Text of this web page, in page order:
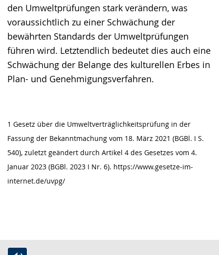
den Umweltprüfungen stark verändern, was
voraussichtlich zu einer Schwächung der
bewährten Standards der Umweltprüfungen
führen wird. Letztendlich bedeutet dies auch eine
Schwächung der Belange des kulturellen Erbes in
Plan- und Genehmigungsverfahren.
1 Gesetz über die Umweltverträglichkeitsprüfung in der
Fassung der Bekanntmachung vom 18. März 2021 (BGBl. I S.
540), zuletzt geändert durch Artikel 4 des Gesetzes vom 4.
Januar 2023 (BGBl. 2023 I Nr. 6). https://www.gesetze-im-
internet.de/uvpg/